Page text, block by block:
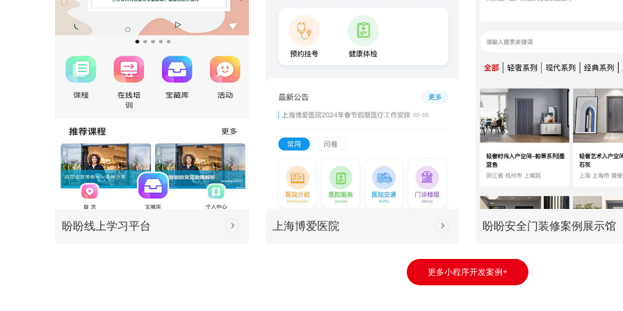
盼盼线上学习平台 上海博爱医院 盼盼安全门装修案例展示馆
更多小程序开发案例+